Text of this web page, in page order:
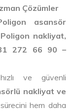
Çözümler
asansör
nakliyat,
272 66 90 –
ve güvenli
nakliyat ve
hem daha